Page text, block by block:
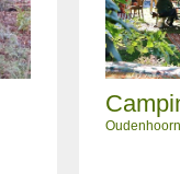
Oudenhoorn